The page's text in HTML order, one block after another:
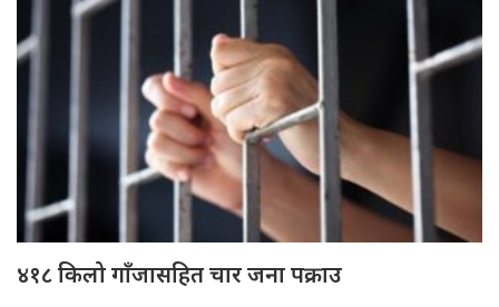
४१८ किलो गाँजासहित चार जना पक्राउ